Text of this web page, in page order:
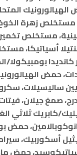
الهيالورونيك
مستخلص زهرة
مستخلص
أسياتيكا،
كانديدا بومبيكولا/
حمض
ساليسيلات،
صمغ جيلان،
كابريك ثلاثي
حمض
حمض